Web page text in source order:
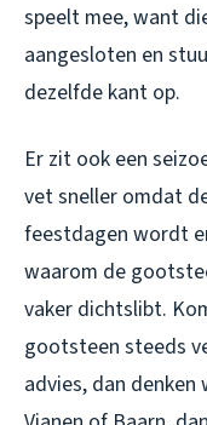
speelt mee, want
aangesloten en
dezelfde kant op.
Er zit ook een
vet sneller omdat
feestdagen wordt
waarom de
vaker dichtslibt.
gootsteen steeds
advies, dan